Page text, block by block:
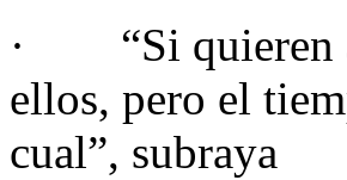
· “Si quieren
ellos, pero el
cual”, subraya